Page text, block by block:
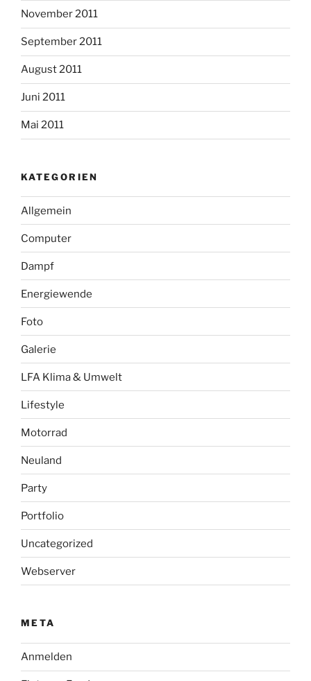
November 2011
September 2011
August 2011
Juni 2011
Mai 2011
KATEGORIEN
Allgemein
Computer
Dampf
Energiewende
Foto
Galerie
LFA Klima & Umwelt
Lifestyle
Motorrad
Neuland
Party
Portfolio
Uncategorized
Webserver
META
Anmelden